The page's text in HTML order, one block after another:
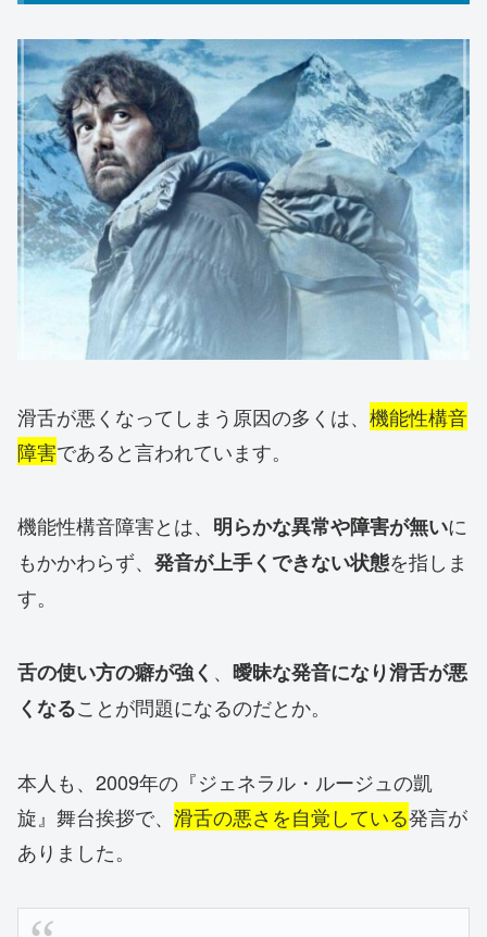
滑舌が悪くなってしまう原因の多くは、 機能性構音
障害であると言われています。
機能性構音障害とは、 明らかな異常や障害が無いに
もかかわらず、 発音が上手くできない状態を指しま
す。
舌の使い方の癖が強く 、 曖昧な発音になり滑舌が悪
くなることが問題になるのだとか。
本人も、2009年の『ジェネラル・ルージュの凱
旋』舞台挨拶で、 滑舌の悪さを自覚している発言が
ありました。